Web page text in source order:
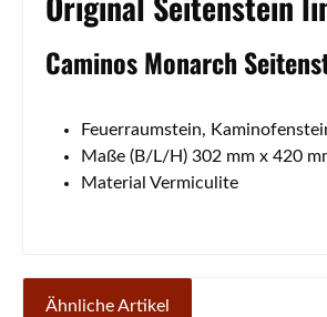
CaminosMonarch
Feuerraumstein,
Maße (B/L/H) 302 mm x 420
Material Vermiculite
Ähnliche Artikel